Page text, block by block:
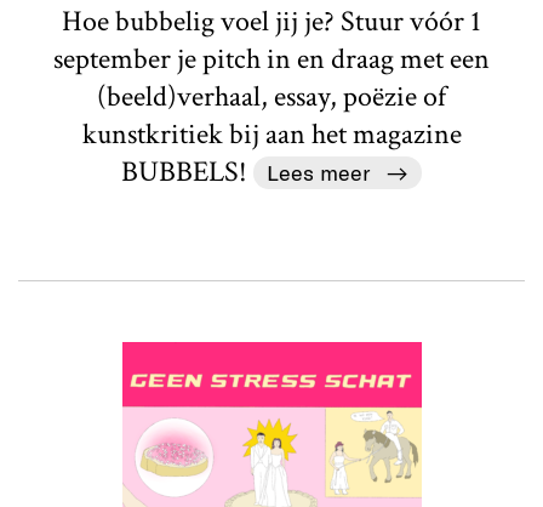
Hoe bubbelig voel jij je? Stuur vóór 1
september je pitch in en draag met een
(beeld)verhaal, essay, poëzie of
kunstkritiek bij aan het magazine
BUBBELS!
Lees meer